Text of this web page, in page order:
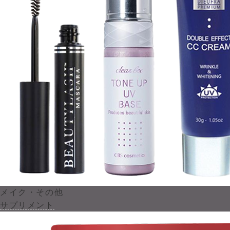
メイク・その他
サプリメント